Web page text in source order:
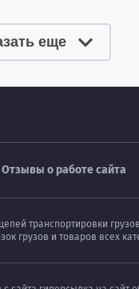
еще
Отзывы о работе сайта
транспортировки
грузов и товаров всех